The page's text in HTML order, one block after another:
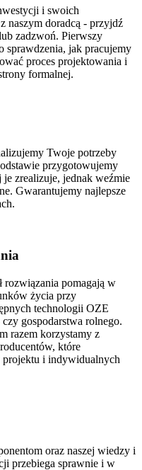
i swoich
naszym doradcą - przyjdź
zadzwoń. Pierwszy
sprawdzenia, jak pracujemy
proces projektowania i
formalnej.
Twoje potrzeby
przygotowujemy
zrealizuje, jednak weźmie
Gwarantujemy najlepsze
rozwiązania pomagają w
życia przy
technologii OZE
gospodarstwa rolnego.
razem korzystamy z
które
projektu i indywidualnych
oraz naszej wiedzy i
przebiega sprawnie i w